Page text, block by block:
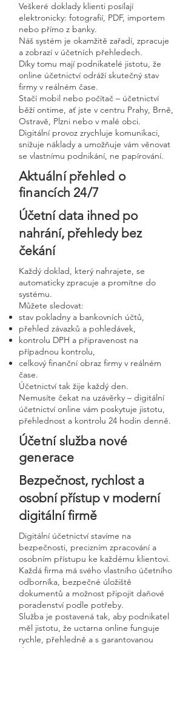
Veškeré doklady klienti posílají
elektronicky: fotografií, PDF, importem
nebo přímo z banky.
Náš systém je okamžitě zařadí, zpracuje
a zobrazí v účetních přehledech.
Díky tomu mají podnikatelé jistotu, že
online účetnictví odráží skutečný stav
firmy v reálném čase.
Stačí mobil nebo počítač – účetnictví
běží ontime, ať jste v centru Prahy, Brně,
Ostravě, Plzni nebo v malé obci.
Digitální provoz zrychluje komunikaci,
snižuje náklady a umožňuje vám věnovat
se vlastnímu podnikání, ne papírování.
Aktuální přehled o
financích 24/7
Účetní data ihned po
nahrání, přehledy bez
čekání
Každý doklad, který nahrajete, se
automaticky zpracuje a promítne do
systému.
Můžete sledovat:
stav pokladny a bankovních účtů,
přehled závazků a pohledávek,
kontrolu DPH a připravenost na
případnou kontrolu,
celkový finanční obraz firmy v reálném
čase.
Účetnictví tak žije každý den.
Nemusíte čekat na uzávěrky – digitální
účetnictví online vám poskytuje jistotu,
přehlednost a kontrolu 24 hodin denně.
Účetní služba nové
generace
Bezpečnost, rychlost a
osobní přístup v moderní
digitální firmě
Digitální účetnictví stavíme na
bezpečnosti, precizním zpracování a
osobním přístupu ke každému klientovi.
Každá firma má svého vlastního účetního
odborníka, bezpečné úložiště
dokumentů a možnost připojit daňové
poradenství podle potřeby.
Služba je postavená tak, aby podnikatel
měl jistotu, že uctarna online funguje
rychle, přehledně a s garantovanou
dostupností.